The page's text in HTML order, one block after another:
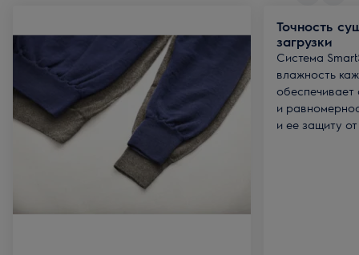
Точность
загрузки
Система
влажность
и
и ее защиту